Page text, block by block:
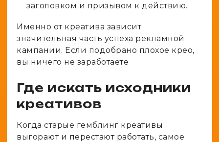
заголовком и призывом к действию.
Именно от креатива зависит
значительная часть успеха рекламной
кампании. Если подобрано плохое крео,
вы ничего не заработаете
Где искать исходники
креативов
Когда старые гемблинг креативы
выгорают и перестают работать, самое